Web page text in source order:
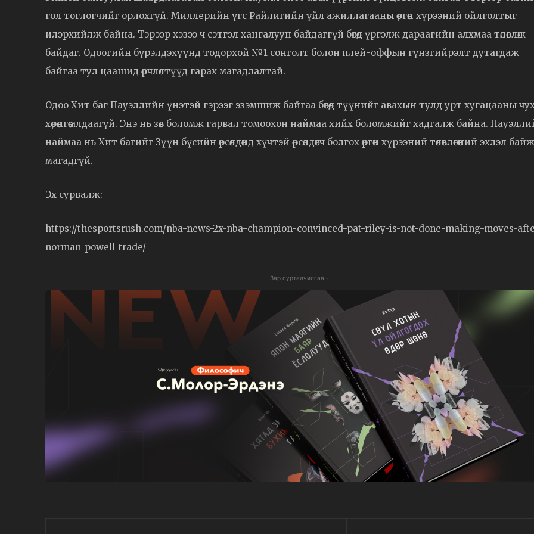
гол тоглогчийг орлохгүй. Миллерийн үгс Райлигийн үйл ажиллагааны өргөн хүрээний ойлголтыг
илэрхийлж байна. Тэрээр хэзээ ч сэтгэл хангалуун байдаггүй бөгөөд үргэлж дараагийн алхмаа төлөвлөж
байдаг. Одоогийн бүрэлдэхүүнд тодорхой №1 сонголт болон плей-оффын гүнзгийрэлт дутагдаж
байгаа тул цаашид өөрчлөлтүүд гарах магадлалтай.
Одоо Хит баг Пауэллийн үнэтэй гэрээг эзэмшиж байгаа бөгөөд түүнийг авахын тулд урт хугацааны
хөрөнгөө алдаагүй. Энэ нь зөв боломж гарвал томоохон наймаа хийх боломжийг хадгалж байна.
наймаа нь Хит багийг Зүүн бүсийн өрсөлдөөнд хүчтэй өрсөлдөгч болгох өргөн хүрээний төлөвлөгөөний эхлэл байж
магадгүй.
Эх сурвалж:
https://thesportsrush.com/nba-news-2x-nba-champion-convinced-pat-riley-is-not-done-making-moves-
norman-powell-trade/
- Зар сурталчилгаа -